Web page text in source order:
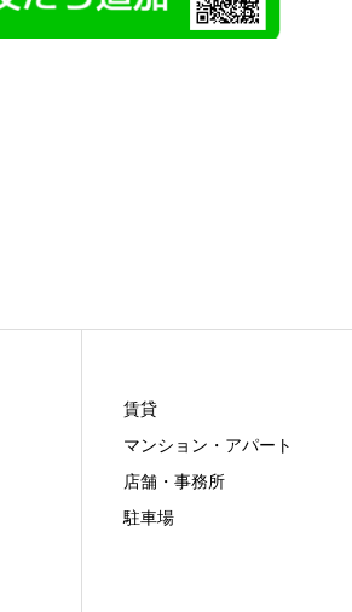
賃貸
マンション・アパート
店舗・事務所
駐車場